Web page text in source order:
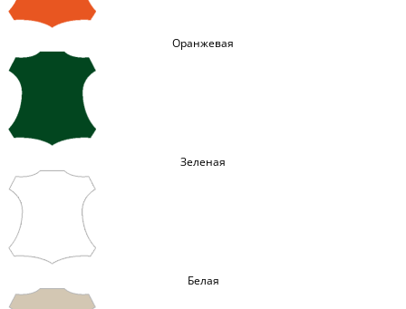
Оранжевая
Зеленая
Белая